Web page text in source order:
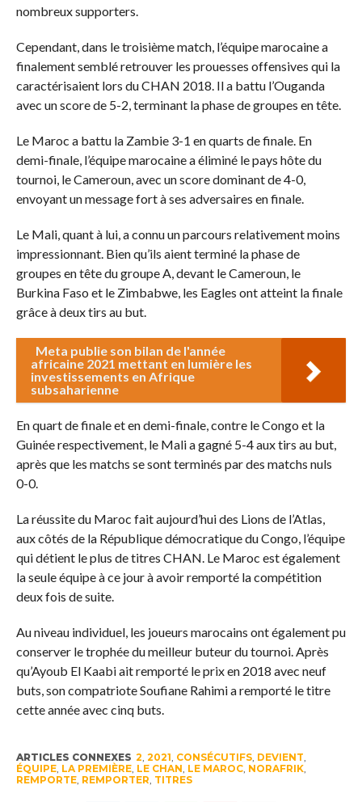
nombreux supporters.
Cependant, dans le troisième match, l’équipe marocaine a
finalement semblé retrouver les prouesses offensives qui la
caractérisaient lors du CHAN 2018. Il a battu l’Ouganda
avec un score de 5-2, terminant la phase de groupes en tête.
Le Maroc a battu la Zambie 3-1 en quarts de finale. En
demi-finale, l’équipe marocaine a éliminé le pays hôte du
tournoi, le Cameroun, avec un score dominant de 4-0,
envoyant un message fort à ses adversaires en finale.
Le Mali, quant à lui, a connu un parcours relativement moins
impressionnant. Bien qu’ils aient terminé la phase de
groupes en tête du groupe A, devant le Cameroun, le
Burkina Faso et le Zimbabwe, les Eagles ont atteint la finale
grâce à deux tirs au but.
Meta publie son bilan de l'année
africaine 2021 mettant en lumière les
investissements en Afrique
subsaharienne
En quart de finale et en demi-finale, contre le Congo et la
Guinée respectivement, le Mali a gagné 5-4 aux tirs au but,
après que les matchs se sont terminés par des matchs nuls
0-0.
La réussite du Maroc fait aujourd’hui des Lions de l’Atlas,
aux côtés de la République démocratique du Congo, l’équipe
qui détient le plus de titres CHAN. Le Maroc est également
la seule équipe à ce jour à avoir remporté la compétition
deux fois de suite.
Au niveau individuel, les joueurs marocains ont également pu
conserver le trophée du meilleur buteur du tournoi. Après
qu’Ayoub El Kaabi ait remporté le prix en 2018 avec neuf
buts, son compatriote Soufiane Rahimi a remporté le titre
cette année avec cinq buts.
ARTICLES CONNEXES 2 2021 CONSÉCUTIFS, DEVIENT
ÉQUIPE, LA PREMIÈRE, LE CHAN LE MAROC, NORAFRIK,
REMPORTE, REMPORTER TITRES